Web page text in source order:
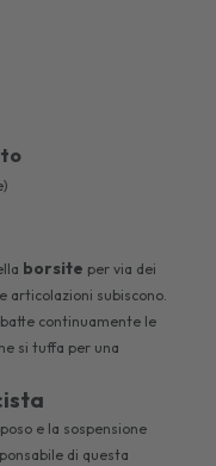
borsite per via dei
articolazioni subiscono.
continuamente le
si tuffa per una
e la sospensione
di questa